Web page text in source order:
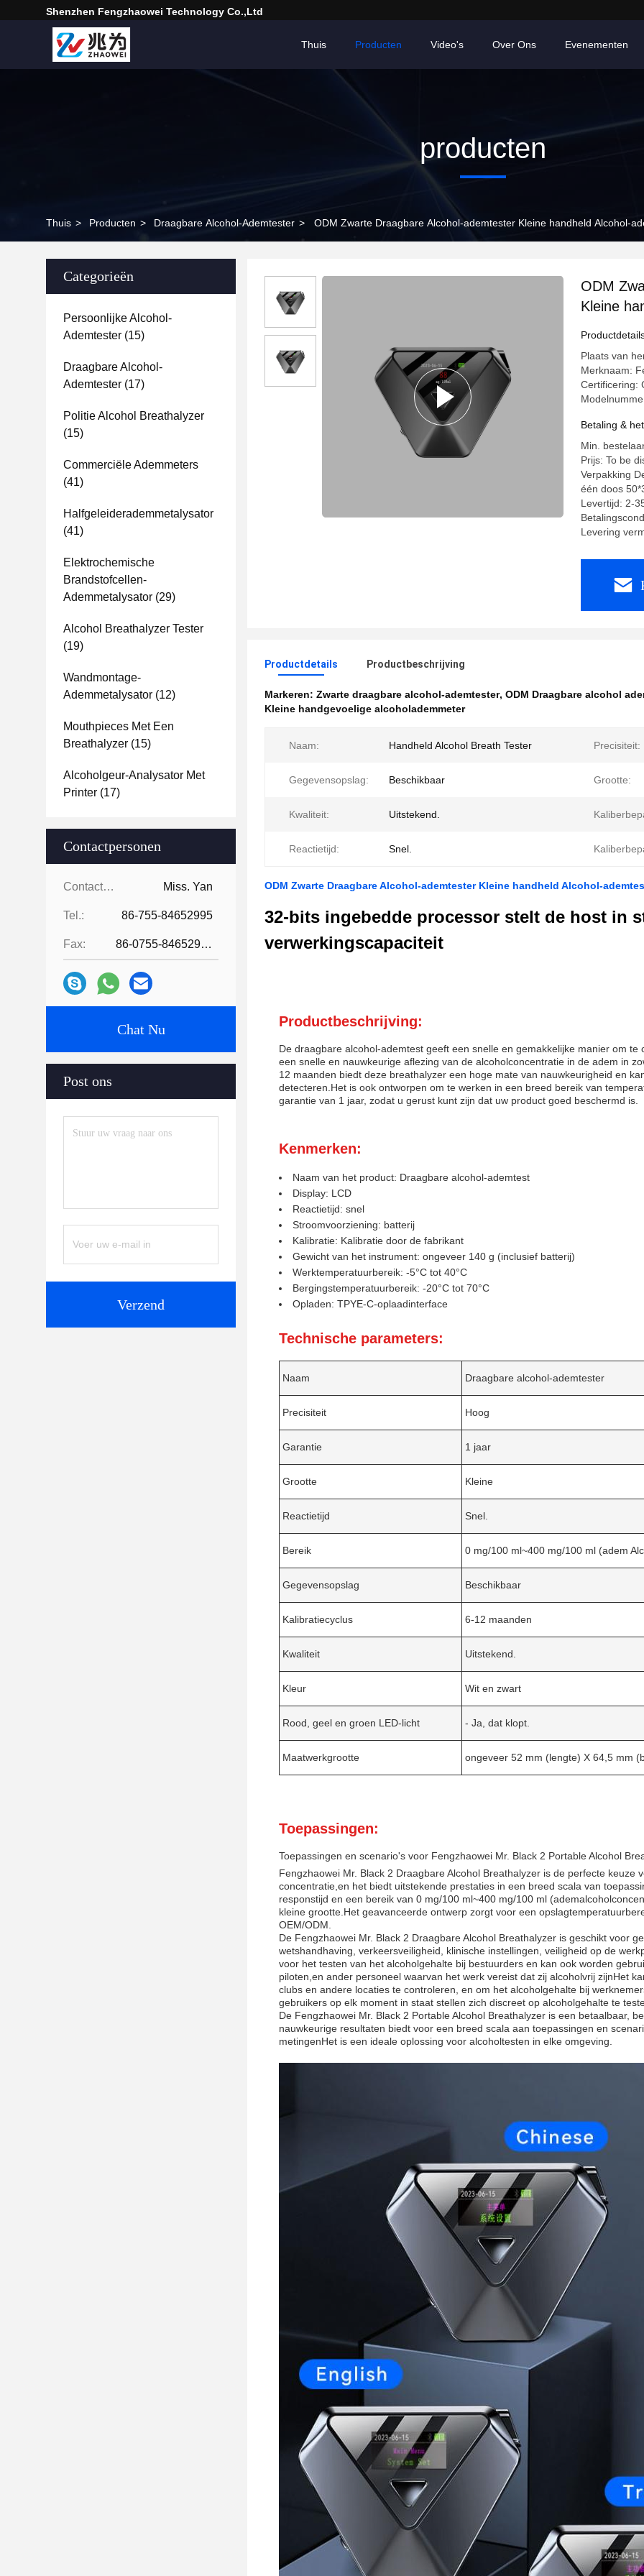
Shenzhen Fengzhaowei Technology Co.,Ltd
Thuis Producten Video's Over Ons Evenementen
producten
Thuis > Producten > Draagbare Alcohol-Ademtester > ODM Zwarte Draagbare Alcohol-ademtester Kleine handheld Alcohol-
Categorieën
Persoonlijke Alcohol-
Ademtester (15)
Draagbare Alcohol-
Ademtester (17)
Politie Alcohol Breathalyzer
(15)
Commerciële Ademmeters
(41)
Halfgeleiderademmetalysator
(41)
Elektrochemische
Brandstofcellen-
Ademmetalysator (29)
Alcohol Breathalyzer Tester
(19)
Wandmontage-
Ademmetalysator (12)
Mouthpieces Met Een
Breathalyzer (15)
Alcoholgeur-Analysator Met
Printer (17)
Contactpersonen
Contactpersonen: Miss. Yan
Tel.: 86-755-84652995
Fax: 86-0755-84652995
Chat Nu
Post ons
Verzend
ODM
Kleine
Plaats van
Merknaam:
Certificering:
Betaling &
Min.
Prijs: To be
Verpakking
één doos
Levertijd: 2-
Levering
Productdetails Productbeschrijving
Markeren: Zwarte draagbare alcohol-ademtester, ODM Draagbare alcohol
Kleine handgevoelige alcoholademmeter
Naam: Handheld Alcohol Breath Tester Precisiteit:
Gegevensopslag: Beschikbaar Grootte:
Kwaliteit: Uitstekend.
Reactietijd: Snel.
ODM Zwarte Draagbare Alcohol-ademtester Kleine handheld Alcohol-
32-bits ingebedde processor stelt de host in
verwerkingscapaciteit
Productbeschrijving:
De draagbare alcohol-ademtest geeft een snelle en gemakkelijke manier om
een snelle en nauwkeurige aflezing van de alcoholconcentratie in de adem in
12 maanden biedt deze breathalyzer een hoge mate van nauwkeurigheid en
detecteren.Het is ook ontworpen om te werken in een breed bereik van
garantie van 1 jaar, zodat u gerust kunt zijn dat uw product goed beschermd is.
Kenmerken:
Naam van het product: Draagbare alcohol-ademtest
Display: LCD
Reactietijd: snel
Stroomvoorziening: batterij
Kalibratie: Kalibratie door de fabrikant
Gewicht van het instrument: ongeveer 140 g (inclusief batterij)
Werktemperatuurbereik: -5°C tot 40°C
Bergingstemperatuurbereik: -20°C tot 70°C
Opladen: TPYE-C-oplaadinterface
Technische parameters:
Naam Draagbare alcohol-ademtester
Precisiteit Hoog
Garantie 1 jaar
Grootte Kleine
Reactietijd Snel.
Bereik 0 mg/100 ml~400 mg/100 ml (adem
Gegevensopslag Beschikbaar
Kalibratiecyclus 6-12 maanden
Kwaliteit Uitstekend.
Kleur Wit en zwart
Rood, geel en groen LED-licht - Ja, dat klopt.
Maatwerkgrootte ongeveer 52 mm (lengte) X 64,5 mm
Toepassingen:
Toepassingen en scenario's voor Fengzhaowei Mr. Black 2 Portable Alcohol
Fengzhaowei Mr. Black 2 Draagbare Alcohol Breathalyzer is de perfecte
concentratie,en het biedt uitstekende prestaties in een breed scala van
responstijd en een bereik van 0 mg/100 ml~400 mg/100 ml
kleine grootte.Het geavanceerde ontwerp zorgt voor een
OEM/ODM.
De Fengzhaowei Mr. Black 2 Draagbare Alcohol Breathalyzer is geschikt voor
wetshandhaving, verkeersveiligheid, klinische instellingen, veiligheid op de
voor het testen van het alcoholgehalte bij bestuurders en kan ook worden
piloten,en ander personeel waarvan het werk vereist dat zij alcoholvrij zijnHet
clubs en andere locaties te controleren, en om het alcoholgehalte bij
gebruikers op elk moment in staat stellen zich discreet op alcoholgehalte te
De Fengzhaowei Mr. Black 2 Portable Alcohol Breathalyzer is een betaalbaar,
nauwkeurige resultaten biedt voor een breed scala aan toepassingen en
metingenHet is een ideale oplossing voor alcoholtesten in elke omgeving.